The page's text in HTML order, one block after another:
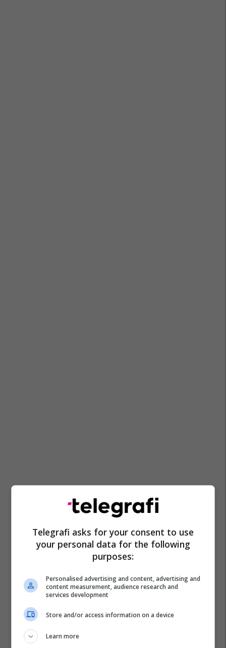
Telegrafi asks for your consent to use
your personal data for the following
purposes:
Personalised advertising and content, advertising and
content measurement, audience research and
services development
Store and/or access information on a device
Learn more